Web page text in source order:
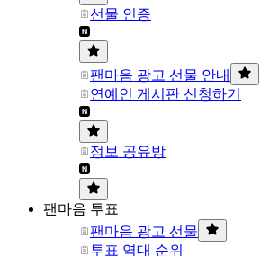
선물 인증
팬마음 광고 선물 안내
연예인 게시판 신청하기
정보 공유방
팬마음 투표
팬마음 광고 선물
투표 역대 순위